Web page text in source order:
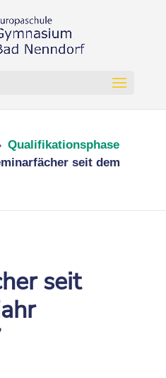
Qualifikationsphase
seit dem
seit